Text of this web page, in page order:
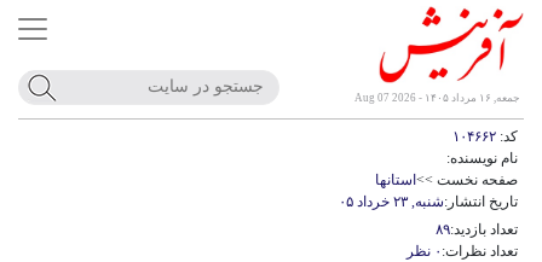
جمعه, ۱۶ مرداد ۱۴۰۵ - Aug 07 2026
کد:
نام نویسنده:
صفحه نخست >> استانها
تاریخ انتشار:شنبه, ۲۳ خرداد ۰۵
تعداد بازدید:۸۹
تعداد نظرات: ۰ نظر